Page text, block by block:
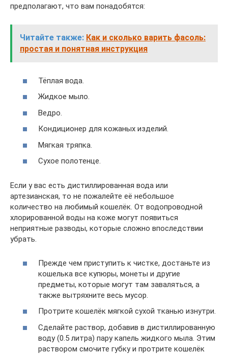
предполагают, что вам понадобятся:
Читайте также: Как и сколько варить фасоль:
простая и понятная инструкция
Тёплая вода.
Жидкое мыло.
Ведро.
Кондиционер для кожаных изделий.
Мягкая тряпка.
Сухое полотенце.
Если у вас есть дистиллированная вода или
артезианская, то не пожалейте её небольшое
количество на любимый кошелёк. От водопроводной
хлорированной воды на коже могут появиться
неприятные разводы, которые сложно впоследствии
убрать.
Прежде чем приступить к чистке, достаньте из
кошелька все купюры, монеты и другие
предметы, которые могут там заваляться, а
также вытряхните весь мусор.
Протрите кошелёк мягкой сухой тканью изнутри.
Сделайте раствор, добавив в дистиллированную
воду (0.5 литра) пару капель жидкого мыла. Этим
раствором смочите губку и протрите кошелёк